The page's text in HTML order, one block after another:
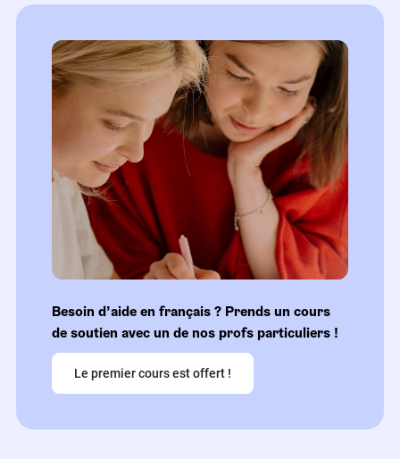
Besoin d’aide en français ? Prends un cours
de soutien avec un de nos profs particuliers !
Le premier cours est offert !